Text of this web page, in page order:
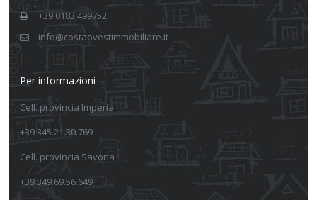
+39 0183.499752
info@costaovestimmobiliare.it
Per informazioni
Cell. provincia Imperia
+39 345.21.30.769
Cell. provincia Savona
+39 349.69.56.649